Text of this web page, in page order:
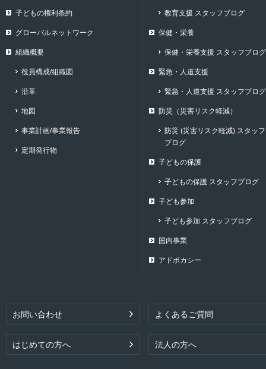
子どもの権利条約
グローバルネットワーク
組織概要
役員構成/組織図
沿革
地図
事業計画/事業報告
定期発行物
教育支援 スタッフブログ
保健・栄養
保健・栄養支援 スタッフブログ
緊急・人道支援
緊急・人道支援 スタッフブログ
防災（災害リスク軽減）
防災 (災害リスク軽減) スタッフ
ブログ
子どもの保護
子どもの保護 スタッフブログ
子ども参加
子ども参加 スタッフブログ
国内事業
アドボカシー
お問い合わせ よくあるご質問
はじめての方へ 法人の方へ